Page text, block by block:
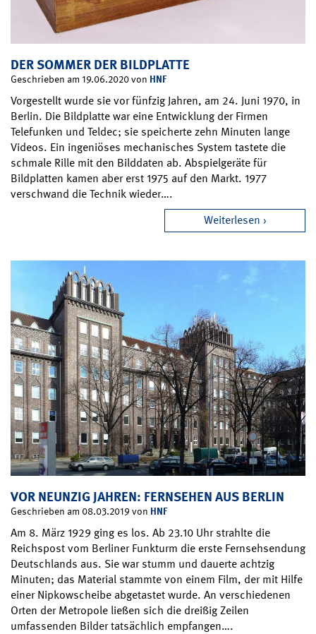
DER SOMMER DER BILDPLATTE
Geschrieben am 19.06.2020 von HNF
Vorgestellt wurde sie vor fünfzig Jahren, am 24. Juni 1970, in
Berlin. Die Bildplatte war eine Entwicklung der Firmen
Telefunken und Teldec; sie speicherte zehn Minuten lange
Videos. Ein ingeniöses mechanisches System tastete die
schmale Rille mit den Bilddaten ab. Abspielgeräte für
Bildplatten kamen aber erst 1975 auf den Markt. 1977
verschwand die Technik wieder….
Weiterlesen
VOR NEUNZIG JAHREN: FERNSEHEN AUS BERLIN
Geschrieben am 08.03.2019 von HNF
Am 8. März 1929 ging es los. Ab 23.10 Uhr strahlte die
Reichspost vom Berliner Funkturm die erste Fernsehsendung
Deutschlands aus. Sie war stumm und dauerte achtzig
Minuten; das Material stammte von einem Film, der mit Hilfe
einer Nipkowscheibe abgetastet wurde. An verschiedenen
Orten der Metropole ließen sich die dreißig Zeilen
umfassenden Bilder tatsächlich empfangen….